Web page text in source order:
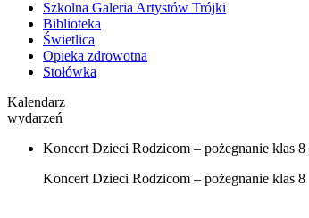
Szkolna Galeria Artystów Trójki
Biblioteka
Świetlica
Opieka zdrowotna
Stołówka
Kalendarz
wydarzeń
Koncert Dzieci Rodzicom – pożegnanie klas 8
Koncert Dzieci Rodzicom – pożegnanie klas 8